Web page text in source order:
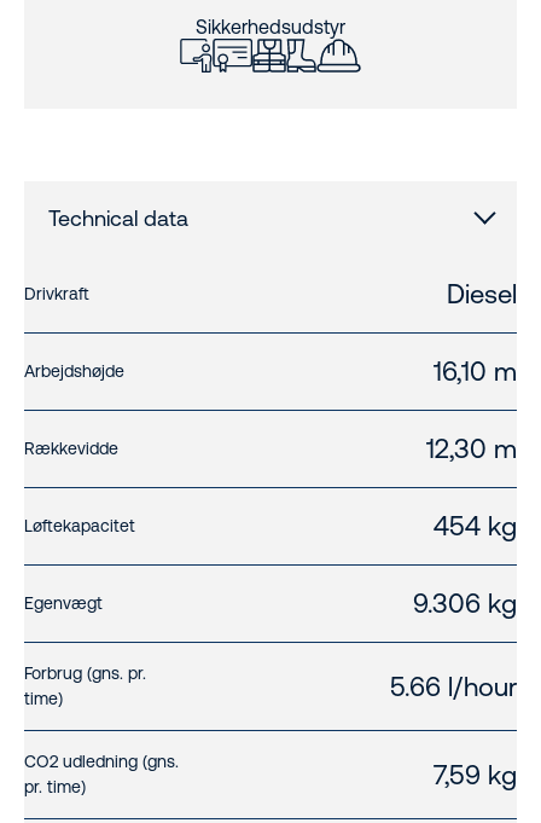
Sikkerhedsudstyr
Technical data
Drivkraft Diesel
Arbejdshøjde 16,10 m
Rækkevidde 12,30 m
Løftekapacitet 454 kg
Egenvægt 9.306 kg
Forbrug (gns. pr.
time)
5.66 l/hour
CO2 udledning (gns.
pr. time)
7,59 kg